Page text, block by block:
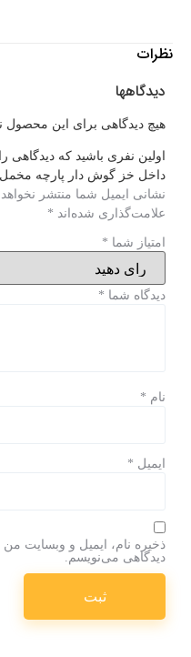
نظرات
دیدگاهها
هیچ دیدگاهی برای این
اولین نفری باشید که دیدگاهی
داخل خز گوش دار پارچه مخمل 3 تا 9 ماه”
نشانی ایمیل شما منتشر
علامت‌گذاری شده‌اند *
امتیاز شما *
دیدگاه شما *
نام *
ایمیل *
ذخیره نام، ایمیل و وبسایت
دیدگاهی می‌نویسم.